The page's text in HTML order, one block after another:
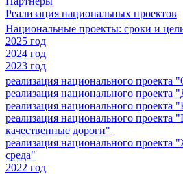
Реализация национальных проектов
Национальные проекты: сроки и
2025 год
2024 год
2023 год
реализация национального проекта
реализация национального проекта
реализация национального проекта
реализация национального проекта
качественные дороги"
реализация национального проекта
среда"
2022 год